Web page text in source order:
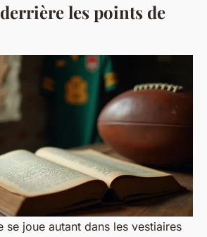
les points de
se joue autant dans les vestiaires